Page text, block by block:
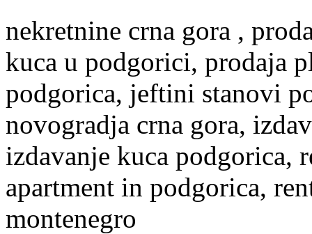
nekretnine crna gora ,
kuca u podgorici, prodaja
podgorica, jeftini stanovi
novogradja crna gora,
izdavanje kuca podgorica,
apartment in podgorica,
montenegro